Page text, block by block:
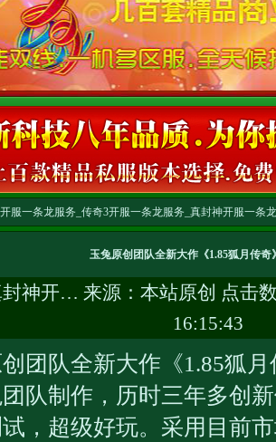
服一条龙服务_传奇3开服一条龙服务_真封神开服一条
玉兔原创团队全新大作《1.85狐月传奇
封神开… 来源：本站原创 点击
16:15:43
队全新大作《1.85狐月
队制作，历时三年多创
，超级好玩。采用目前